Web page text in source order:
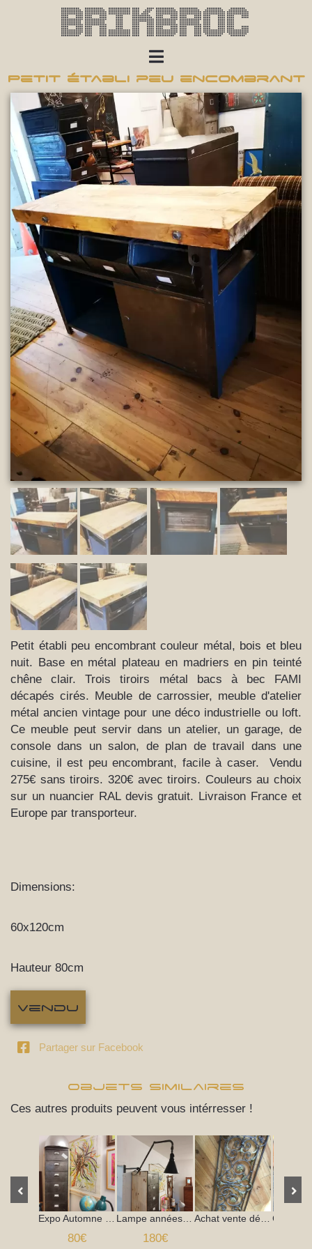
Brikbroc
Petit établi peu encombrant
Petit établi peu encombrant couleur métal, bois et bleu
nuit. Base en métal plateau en madriers en pin teinté
chêne clair. Trois tiroirs métal bacs à bec FAMI
décapés cirés. Meuble de carrossier, meuble d'atelier
métal ancien vintage pour une déco industrielle ou loft.
Ce meuble peut servir dans un atelier, un garage, de
console dans un salon, de plan de travail dans une
cuisine, il est peu encombrant, facile à caser. Vendu
275€ sans tiroirs. 320€ avec tiroirs. Couleurs au choix
sur un nuancier RAL devis gratuit. Livraison France et
Europe par transporteur.
Dimensions:
60x120cm
Hauteur 80cm
Vendu
Partager sur Facebook
Objets Similaires
Ces autres produits peuvent vous intérresser !
Expo Automne 25
80€
Lampe années 50 Ki é Klair
180€
Achat vente débarras